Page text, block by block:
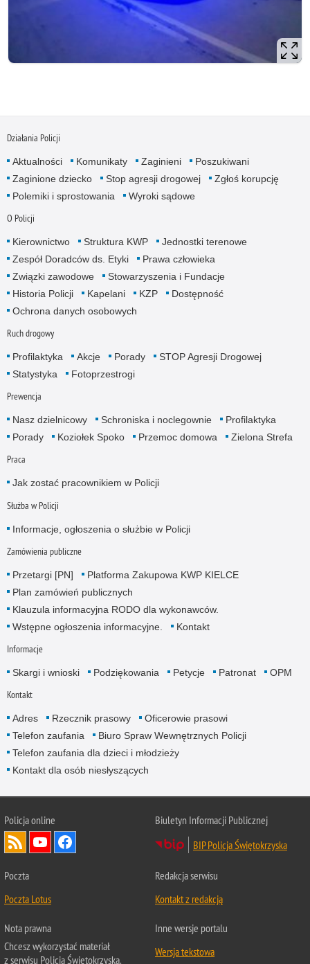
Działania Policji
Aktualności Komunikaty Zaginieni
Poszukiwani
Zaginione dziecko
Stop agresji drogowej
Zgłoś korupcję
Polemiki i sprostowania
Wyroki sądowe
O Policji
Kierownictwo Struktura KWP
Jednostki terenowe
Zespół Doradców ds. Etyki
Prawa człowieka
Związki zawodowe
Stowarzyszenia i Fundacje
Historia Policji
Kapelani KZP
Dostępność
Ochrona danych osobowych
Ruch drogowy
Profilaktyka Akcje Porady
STOP Agresji Drogowej
Statystyka
Fotoprzestrogi
Prewencja
Nasz dzielnicowy Schroniska i noclegownie
Profilaktyka
Porady
Koziołek Spoko Przemoc domowa Zielona Strefa
Praca
Jak zostać pracownikiem w Policji
Służba w Policji
Informacje, ogłoszenia o służbie w Policji
Zamówienia publiczne
Przetargi [PN]
Platforma Zakupowa KWP KIELCE
Plan zamówień publicznych
Klauzula informacyjna RODO dla wykonawców.
Wstępne ogłoszenia informacyjne.
Kontakt
Informacje
Skargi i wnioski Podziękowania Petycje Patronat OPM
Kontakt
Adres Rzecznik prasowy
Oficerowie prasowi
Telefon zaufania
Biuro Spraw Wewnętrznych Policji
Telefon zaufania dla dzieci i młodzieży
Kontakt dla osób niesłyszących
Policja online
Biuletyn Informacji Publicznej
BIP Policja Świętokrzyska
Poczta
Poczta Lotus
Redakcja serwisu
Kontakt z redakcją
Nota prawna
Chcesz wykorzystać materiał
z serwisu Policja Świętokrzyska.
Inne wersje portalu
Wersja tekstowa